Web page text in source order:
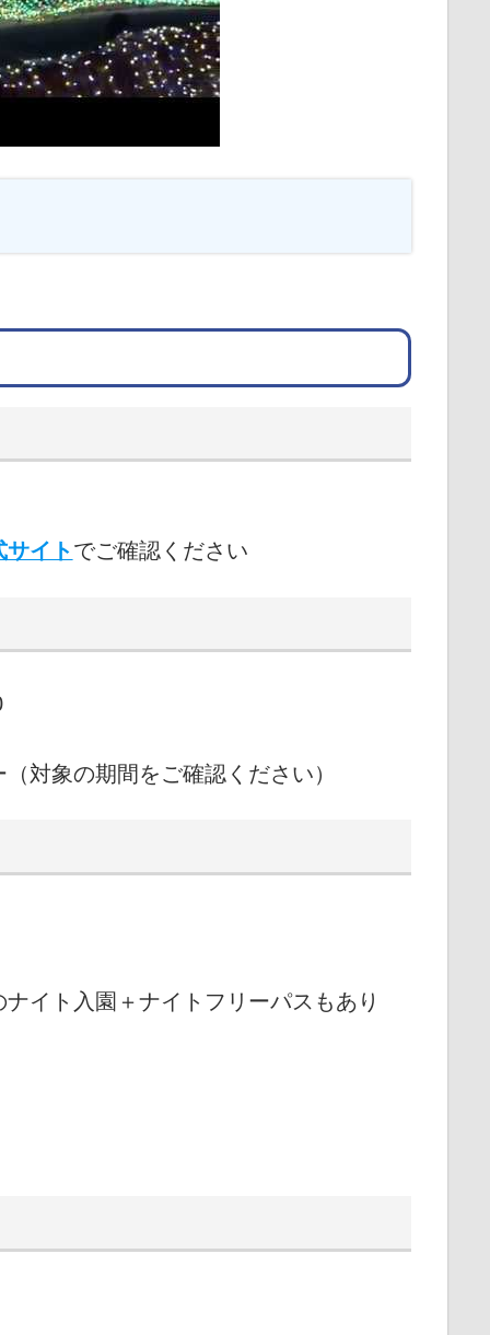
サイトでご確認ください
対象の期間をご確認ください）
イト入園＋ナイトフリーパスもあり